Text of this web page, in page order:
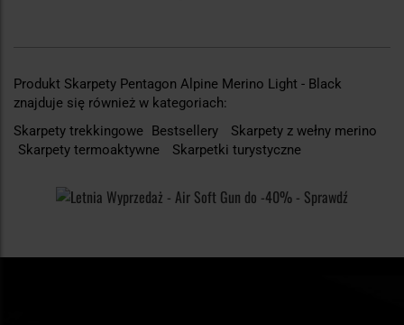
Produkt Skarpety Pentagon Alpine Merino Light - Black
znajduje się również w kategoriach:
Skarpety trekkingowe Bestsellery
Skarpety z wełny merino
Skarpety termoaktywne
Skarpetki turystyczne